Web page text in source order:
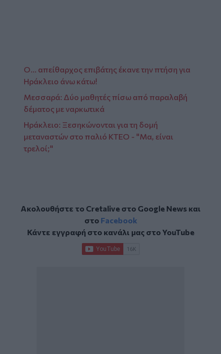
Ο... απείθαρχος επιβάτης έκανε την πτήση για
Ηράκλειο άνω κάτω!
Μεσσαρά: Δύο μαθητές πίσω από παραλαβή
δέματος με ναρκωτικά
Ηράκλειο: Ξεσηκώνονται για τη δομή
μεταναστών στο παλιό ΚΤΕΟ - "Μα, είναι
τρελοί;"
Ακολουθήστε το Cretalive στο Google Newsκαι
στο Facebook
Κάντε εγγραφή στο κανάλι μας στοYouTube